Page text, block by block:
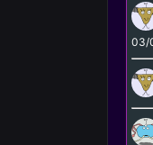
03/